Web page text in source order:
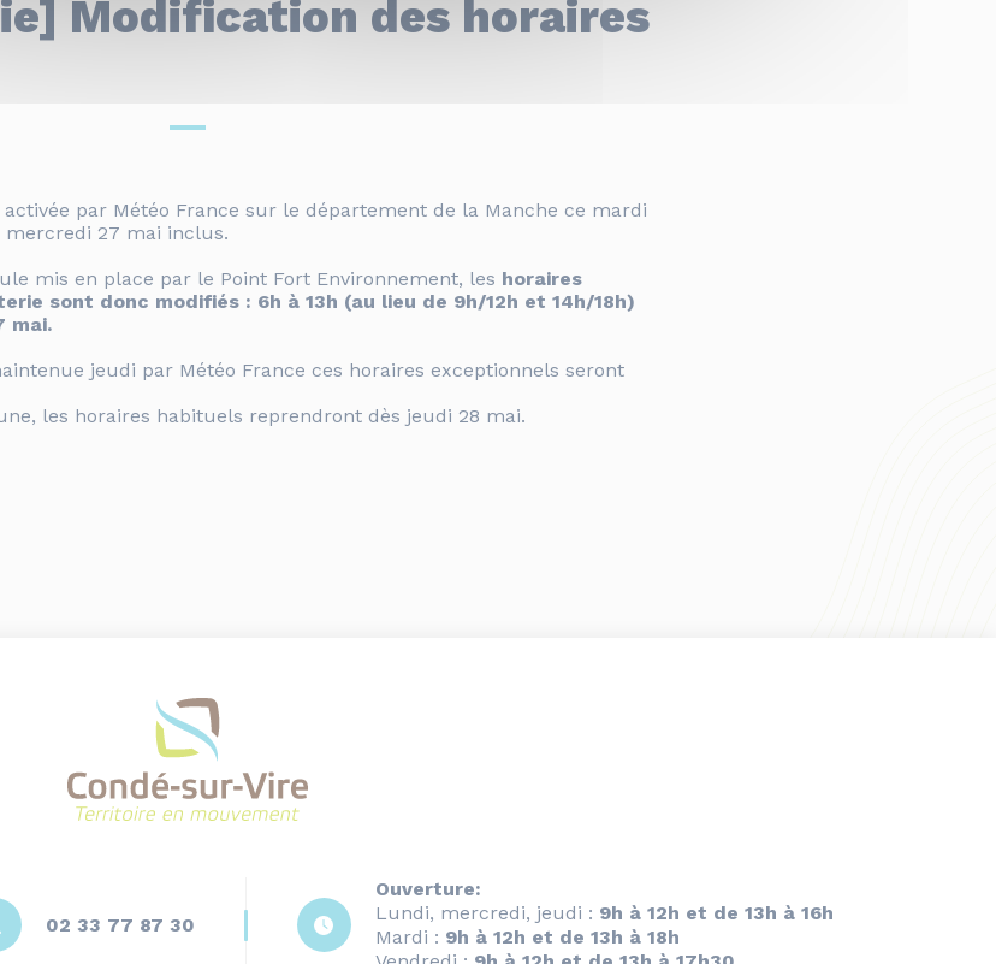
Modification des horaires
activée par Météo France sur le département de la Manche ce mardi
mercredi 27 mai inclus.
mis en place par le Point Fort Environnement, les horaires
sont donc modifiés : 6h à 13h (au lieu de 9h/12h et 14h/18h)
mai.
jeudi par Météo France ces horaires exceptionnels seront
les horaires habituels reprendront dès jeudi 28 mai.
02 33 77 87 30
Ouverture:
Lundi, mercredi, jeudi : 9h à 12h et de 13h à 16h
Mardi : 9h à 12h et de 13h à 18h